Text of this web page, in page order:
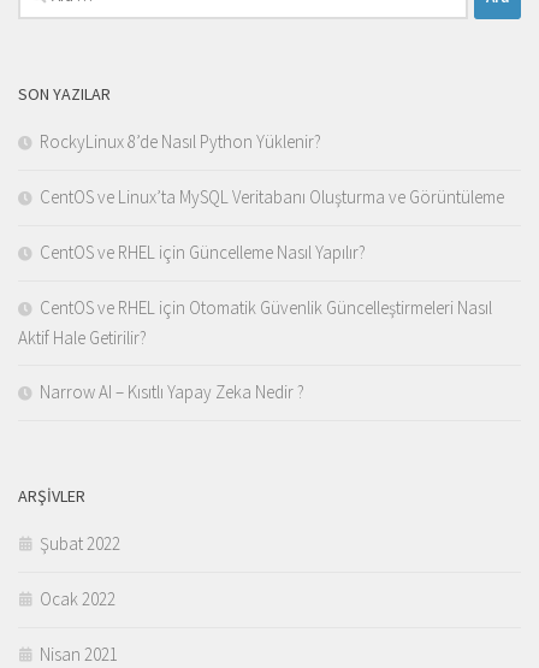
SON YAZILAR
RockyLinux 8’de Nasıl Python Yüklenir?
CentOS ve Linux’ta MySQL Veritabanı Oluşturma ve Görüntüleme
CentOS ve RHEL için Güncelleme Nasıl Yapılır?
CentOS ve RHEL için Otomatik Güvenlik Güncelleştirmeleri Nasıl
Aktif Hale Getirilir?
Narrow AI – Kısıtlı Yapay Zeka Nedir ?
ARŞIVLER
Şubat 2022
Ocak 2022
Nisan 2021